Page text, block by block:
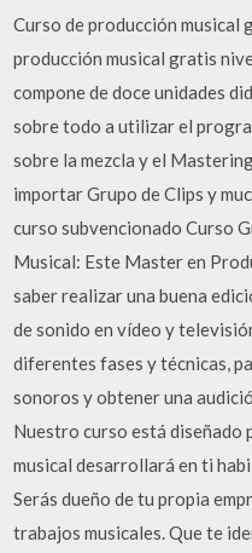
Curso de producción musical
producción musical gratis
compone de doce unidades
sobre todo a utilizar el
sobre la mezcla y el
importar Grupo de Clips y
curso subvencionado Curso
Musical: Este Master en
saber realizar una buena
de sonido en vídeo y
diferentes fases y técnicas,
sonoros y obtener una
Nuestro curso está diseñado
musical desarrollará en ti
Serás dueño de tu propia
trabajos musicales. Que te